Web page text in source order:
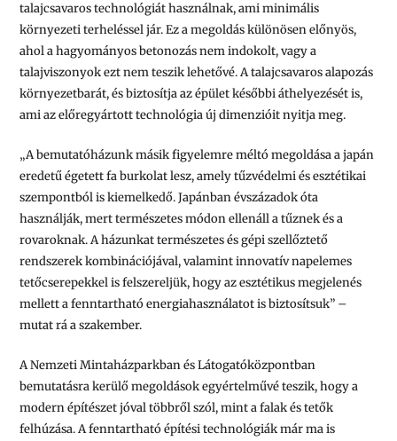
talajcsavaros technológiát használnak, ami minimális
környezeti terheléssel jár. Ez a megoldás különösen előnyös,
ahol a hagyományos betonozás nem indokolt, vagy a
talajviszonyok ezt nem teszik lehetővé. A talajcsavaros alapozás
környezetbarát, és biztosítja az épület későbbi áthelyezését is,
ami az előregyártott technológia új dimenzióit nyitja meg.
„A bemutatóházunk másik figyelemre méltó megoldása a japán
eredetű égetett fa burkolat lesz, amely tűzvédelmi és esztétikai
szempontból is kiemelkedő. Japánban évszázadok óta
használják, mert természetes módon ellenáll a tűznek és a
rovaroknak. A házunkat természetes és gépi szellőztető
rendszerek kombinációjával, valamint innovatív napelemes
tetőcserepekkel is felszereljük, hogy az esztétikus megjelenés
mellett a fenntartható energiahasználatot is biztosítsuk” –
mutat rá a szakember.
A Nemzeti Mintaházparkban és Látogatóközpontban
bemutatásra kerülő megoldások egyértelművé teszik, hogy a
modern építészet jóval többről szól, mint a falak és tetők
felhúzása. A fenntartható építési technológiák már ma is